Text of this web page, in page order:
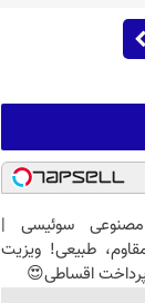
سوئیسی |
طبیعی! ویزیت
اقساطی😍